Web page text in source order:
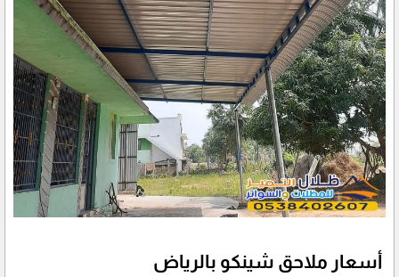
أسعار ملاحق شينكو بالرياض